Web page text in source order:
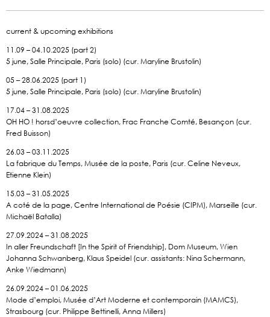
current & upcoming exhibitions
11.09 – 04.10.2025 (part 2)
5 june, Salle Principale, Paris (solo) (cur. Maryline Brustolin)
05 – 28.06.2025 (part 1)
5 june, Salle Principale, Paris (solo) (cur. Maryline Brustolin)
17.04 – 31.08.2025
OH HO ! horsd’oeuvre collection, Frac Franche Comté, Besançon (cur.
Fred Buisson)
26.03 – 03.11.2025
La fabrique du Temps, Musée de la poste, Paris (cur. Celine Neveux,
Etienne Klein)
15.03 – 31.05.2025
A coté de la page, Centre International de Poésie (CIPM), Marseille (cur.
Michaël Batalla)
27.09.2024 – 31.08.2025
In aller Freundschaft [In the Spirit of Friendship], Dom Museum, Wien
Johanna Schwanberg, Klaus Speidel (cur. assistants: Nina Schermann,
Anke Wiedmann)
26.09.2024 – 01.06.2025
Mode d’emploi, Musée d’Art Moderne et contemporain (MAMCS),
Strasbourg (cur. Philippe Bettinelli, Anna Millers)